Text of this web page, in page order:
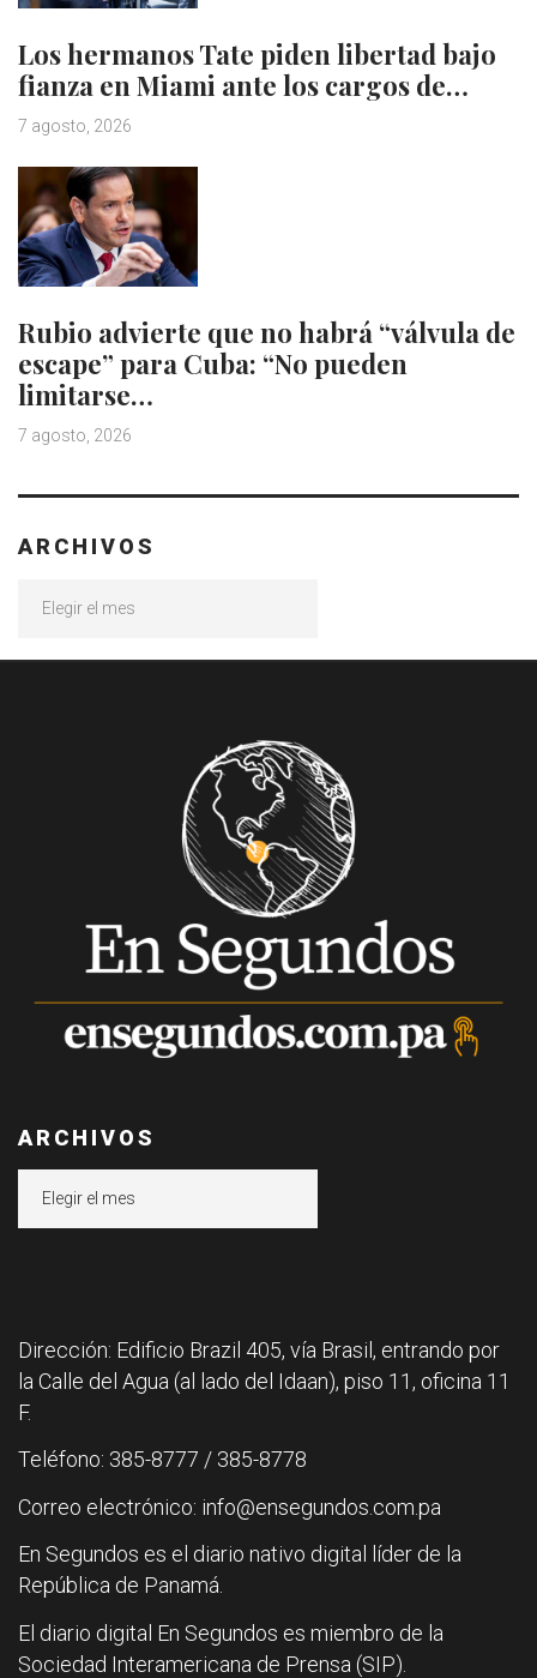
Los hermanos Tate piden libertad bajo
fianza en Miami ante los cargos de…
7 agosto, 2026
Rubio advierte que no habrá “válvula de
escape” para Cuba: “No pueden
limitarse…
7 agosto, 2026
ARCHIVOS
ARCHIVOS
Dirección: Edificio Brazil 405, vía Brasil, entrando por
la Calle del Agua (al lado del Idaan), piso 11, oficina 11
F.
Teléfono: 385-8777 / 385-8778
Correo electrónico: info@ensegundos.com.pa
En Segundos es el diario nativo digital líder de la
República de Panamá.
El diario digital En Segundos es miembro de la
Sociedad Interamericana de Prensa (SIP).